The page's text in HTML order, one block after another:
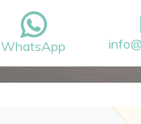
WhatsApp